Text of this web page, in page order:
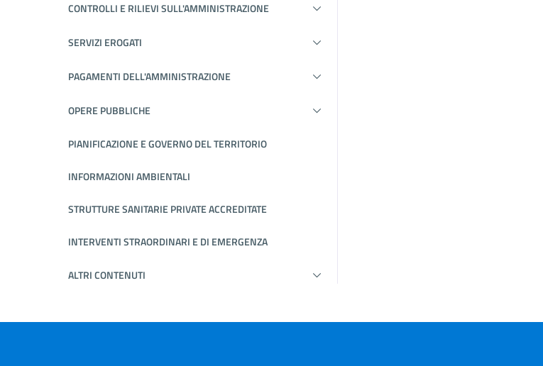
CONTROLLI E RILIEVI SULL'AMMINISTRAZIONE
SERVIZI EROGATI
PAGAMENTI DELL'AMMINISTRAZIONE
OPERE PUBBLICHE
PIANIFICAZIONE E GOVERNO DEL TERRITORIO
INFORMAZIONI AMBIENTALI
STRUTTURE SANITARIE PRIVATE ACCREDITATE
INTERVENTI STRAORDINARI E DI EMERGENZA
ALTRI CONTENUTI